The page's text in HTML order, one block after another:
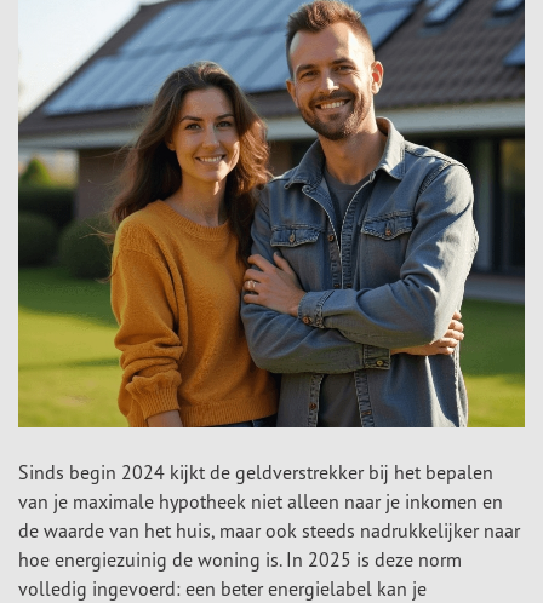
Sinds begin 2024 kijkt de geldverstrekker bij het bepalen
van je maximale hypotheek niet alleen naar je inkomen en
de waarde van het huis, maar ook steeds nadrukkelijker naar
hoe energiezuinig de woning is. In 2025 is deze norm
volledig ingevoerd: een beter energielabel kan je